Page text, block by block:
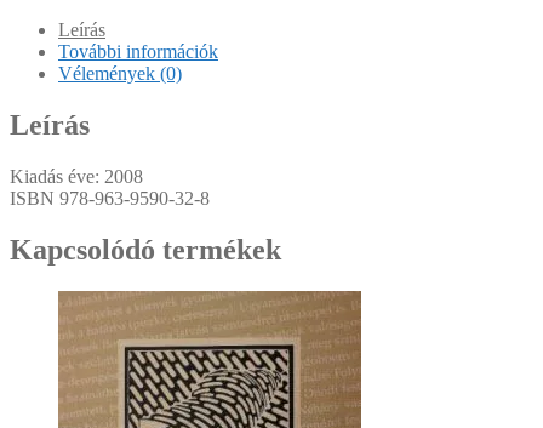
Leírás
További információk
Vélemények (0)
Leírás
Kiadás éve: 2008
ISBN 978-963-9590-32-8
Kapcsolódó termékek